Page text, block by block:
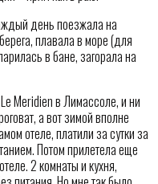
день поезжала на
плавала в море (для
в бане, загорала на
Meridien в Лимассоле, и ни
а вот зимой вполне
отеле, платили за сутки за
Потом прилетела еще
2 комнаты и кухня,